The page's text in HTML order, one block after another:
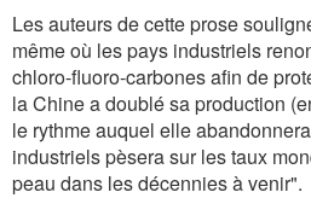
Les auteurs de cette prose
même où les pays industriels
chloro-fluoro-carbones afin de
la Chine a doublé sa production
le rythme auquel elle
industriels pèsera sur les taux
peau dans les décennies à venir".